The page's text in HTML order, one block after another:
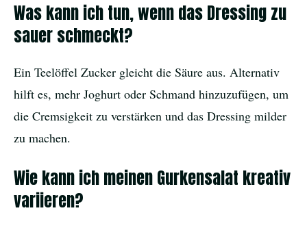
Was kann ich tun, wenn das Dressing zu
sauer schmeckt?
Ein Teelöffel Zucker gleicht die Säure aus. Alternativ
hilft es, mehr Joghurt oder Schmand hinzuzufügen, um
die Cremsigkeit zu verstärken und das Dressing milder
zu machen.
Wie kann ich meinen Gurkensalat kreativ
variieren?